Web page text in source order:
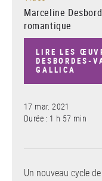
Marceline
romantique
LIRE LES
DESBORDES-
GALLICA
17 mar. 2021
Durée : 1 h 57 min
Un nouveau cycle